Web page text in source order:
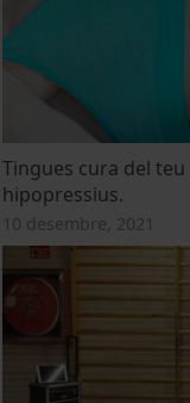
Tingues cura del
hipopressius.
10 desembre, 2021